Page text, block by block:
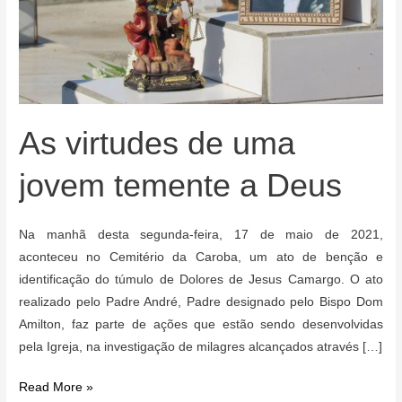
As virtudes de uma
jovem temente a Deus
Na manhã desta segunda-feira, 17 de maio de 2021,
aconteceu no Cemitério da Caroba, um ato de benção e
identificação do túmulo de Dolores de Jesus Camargo. O ato
realizado pelo Padre André, Padre designado pelo Bispo Dom
Amilton, faz parte de ações que estão sendo desenvolvidas
pela Igreja, na investigação de milagres alcançados através […]
As
Read More »